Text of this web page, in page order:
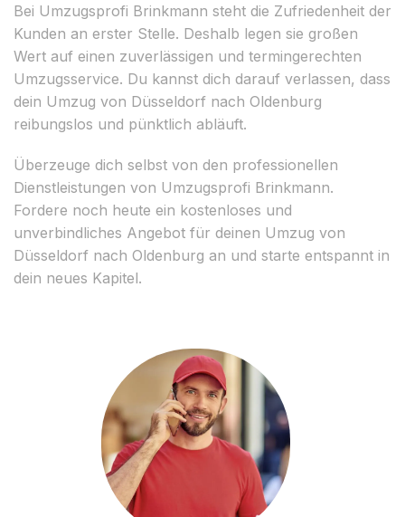
Bei Umzugsprofi Brinkmann steht die Zufriedenheit der
Kunden an erster Stelle. Deshalb legen sie großen
Wert auf einen zuverlässigen und termingerechten
Umzugsservice. Du kannst dich darauf verlassen, dass
dein Umzug von Düsseldorf nach Oldenburg
reibungslos und pünktlich abläuft.
Überzeuge dich selbst von den professionellen
Dienstleistungen von Umzugsprofi Brinkmann.
Fordere noch heute ein kostenloses und
unverbindliches Angebot für deinen Umzug von
Düsseldorf nach Oldenburg an und starte entspannt in
dein neues Kapitel.